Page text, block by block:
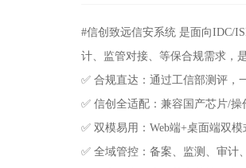
#信创致远信安系统 是面向IDC/
计、监管对接、等保合规需求，
✅ 合规直达：通过工信部测评，
✅ 信创全适配：兼容国产芯片/操
✅ 双模易用： Web端+桌面端双模
✅ 全域管控：备案、监测、审计